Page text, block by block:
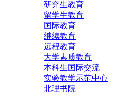
研究生教育
留学生教育
国际教育
继续教育
远程教育
大学素质教育
本科生国际交流
实验教学示范中心
北理书院